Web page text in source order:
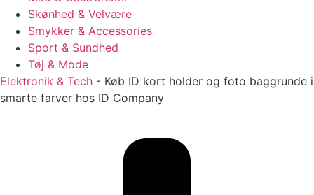
Skønhed & Velvære
Smykker & Accessories
Sport & Sundhed
Tøj & Mode
Elektronik & Tech - Køb ID kort holder og foto baggrunde i
smarte farver hos ID Company